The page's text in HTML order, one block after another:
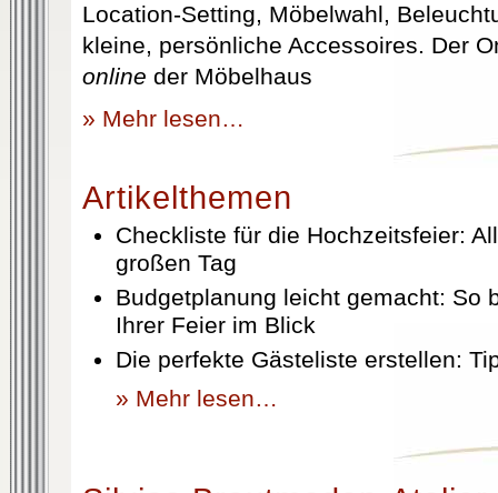
Location-Setting, Möbelwahl,
kleine, persönliche Accessoires. Der
online der Möbelhaus
» Mehr lesen…
Artikelthemen
Checkliste für die Hochzeitsfeier:
großen Tag
Budgetplanung leicht gemacht: So
Ihrer Feier im Blick
Die perfekte Gästeliste erstellen:
» Mehr lesen…